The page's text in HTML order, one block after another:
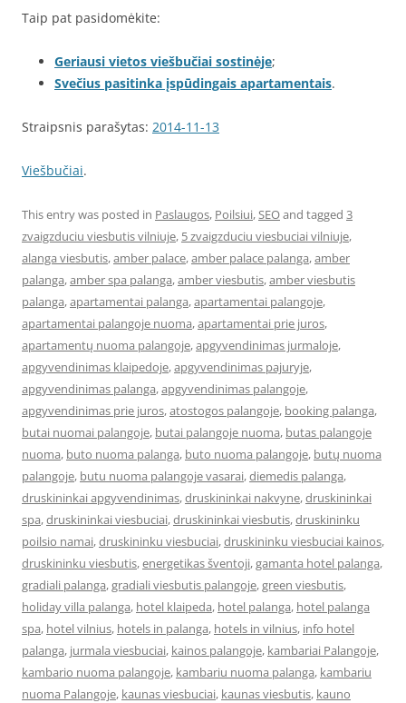
Taip pat pasidomėkite:
Geriausi vietos viešbučiai sostinėje;
Svečius pasitinka įspūdingais apartamentais.
Straipsnis parašytas: 2014-11-13
Viešbučiai.
This entry was posted in Paslaugos, Poilsiui,SEOand tagged 3
zvaigzduciu viesbutis vilniuje, 5 zvaigzduciu viesbuciai vilniuje,
alanga viesbutis,amber palace,amber palace palanga,amber
palanga,amber spa palanga,amber viesbutis,amber viesbutis
palanga,apartamentai palanga,apartamentai palangoje,
apartamentai palangoje nuoma,apartamentai prie juros,
apartamentų nuoma palangoje,apgyvendinimas jurmaloje,
apgyvendinimas klaipedoje,apgyvendinimas pajuryje,
apgyvendinimas palanga,apgyvendinimas palangoje,
apgyvendinimas prie juros,atostogos palangoje, booking palanga,
butai nuomai palangoje, butai palangoje nuoma, butas palangoje
nuoma, buto nuoma palanga, buto nuoma palangoje, butų nuoma
palangoje, butu nuoma palangoje vasarai,diemedis palanga,
druskininkai apgyvendinimas,druskininkai nakvyne,druskininkai
spa,druskininkai viesbuciai,druskininkai viesbutis,druskininku
poilsio namai,druskininku viesbuciai,druskininku viesbuciai kainos,
druskininku viesbutis,energetikas šventoji,gamanta hotel palanga,
gradiali palanga,gradiali viesbutis palangoje,green viesbutis,
holiday villa palanga, hotel klaipeda, hotel palanga, hotel palanga
spa, hotel vilnius, hotels in palanga, hotels in vilnius, info hotel
palanga, jurmala viesbuciai, kainos palangoje, kambariai Palangoje,
kambario nuoma palangoje, kambariu nuoma palanga, kambariu
nuoma Palangoje, kaunas viesbuciai, kaunas viesbutis, kauno